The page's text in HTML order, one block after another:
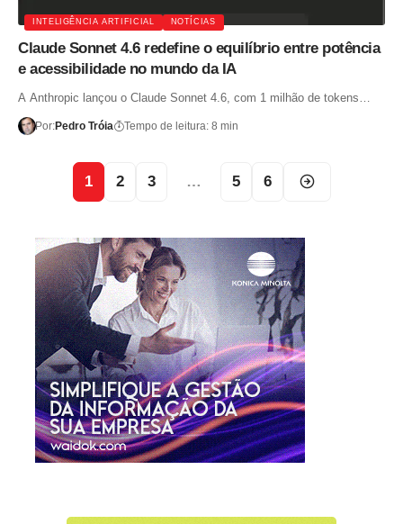
INTELIGÊNCIA ARTIFICIAL NOTÍCIAS
Claude Sonnet 4.6 redefine o equilíbrio entre potência
e acessibilidade no mundo da IA
A Anthropic lançou o Claude Sonnet 4.6, com 1 milhão de tokens…
Por:Pedro Tróia Tempo de leitura: 8 min
1 2 3 … 5 6